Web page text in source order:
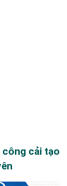
công cải tạo